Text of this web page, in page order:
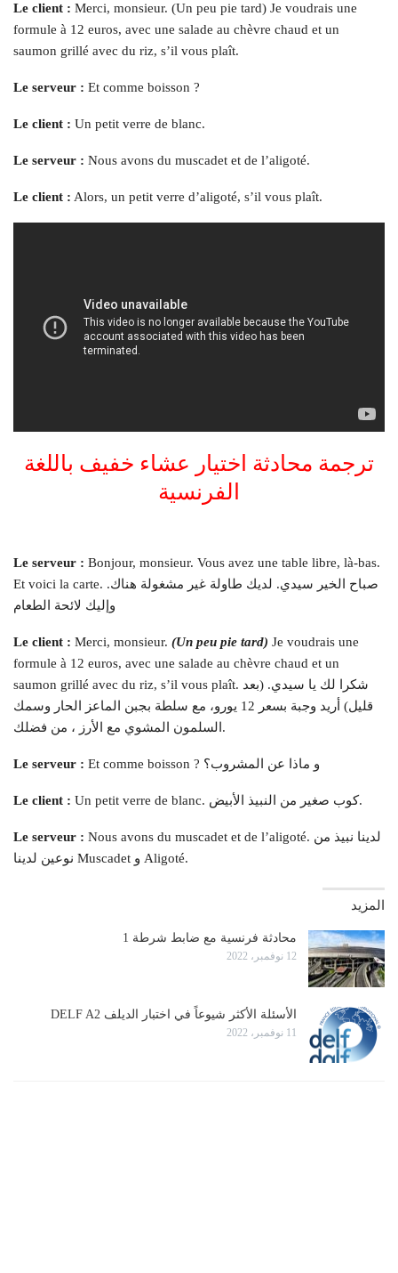
Le client : Merci, monsieur. (Un peu pie tard) Je voudrais une
formule à 12 euros, avec une salade au chèvre chaud et un
saumon grillé avec du riz, s’il vous plaît.
Le serveur : Et comme boisson ?
Le client : Un petit verre de blanc.
Le serveur : Nous avons du muscadet et de l’aligoté.
Le client : Alors, un petit verre d’aligoté, s’il vous plaît.
ترجمة محادثة اختيار عشاء خفيف باللغة
الفرنسية
Le serveur : Bonjour, monsieur. Vous avez une table libre, là-bas.
Et voici la carte. صباح الخير سيدي. لديك طاولة غير مشغولة هناك.
وإليك لائحة الطعام
Le client : Merci, monsieur. (Un peu pie tard) Je voudrais une
formule à 12 euros, avec une salade au chèvre chaud et un
saumon grillé avec du riz, s’il vous plaît. شكرا لك يا سيدي. (بعد
قليل) أريد وجبة بسعر 12 يورو، مع سلطة بجبن الماعز الحار وسمك
السلمون المشوي مع الأرز ، من فضلك.
Le serveur : Et comme boisson ? و ماذا عن المشروب؟
Le client : Un petit verre de blanc. كوب صغير من النبيذ الأبيض.
Le serveur : Nous avons du muscadet et de l’aligoté. لدينا نبيذ من
نوعين لدينا Muscadet و Aligoté.
المزيد
محادثة فرنسية مع ضابط شرطة 1
12 نوفمبر، 2022
الأسئلة الأكثر شيوعاً في اختبار الديلف DELF A2
11 نوفمبر، 2022